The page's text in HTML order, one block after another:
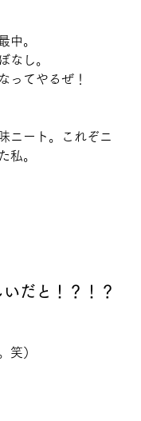
中。
なし。
ってやるぜ！
ニート。これぞニ
私。
だと！？！？
笑）